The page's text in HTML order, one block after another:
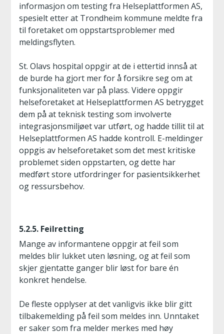
informasjon om testing fra Helseplattformen AS,
spesielt etter at Trondheim kommune meldte fra
til foretaket om oppstartsproblemer med
meldingsflyten.
St. Olavs hospital oppgir at de i ettertid innså at
de burde ha gjort mer for å forsikre seg om at
funksjonaliteten var på plass. Videre oppgir
helseforetaket at Helseplattformen AS betrygget
dem på at teknisk testing som involverte
integrasjonsmiljøet var utført, og hadde tillit til at
Helseplattformen AS hadde kontroll. E-meldinger
oppgis av helseforetaket som det mest kritiske
problemet siden oppstarten, og dette har
medført store utfordringer for pasientsikkerhet
og ressursbehov.
5.2.5. Feilretting
Mange av informantene oppgir at feil som
meldes blir lukket uten løsning, og at feil som
skjer gjentatte ganger blir løst for bare én
konkret hendelse.
De fleste opplyser at det vanligvis ikke blir gitt
tilbakemelding på feil som meldes inn. Unntaket
er saker som fra melder merkes med høy